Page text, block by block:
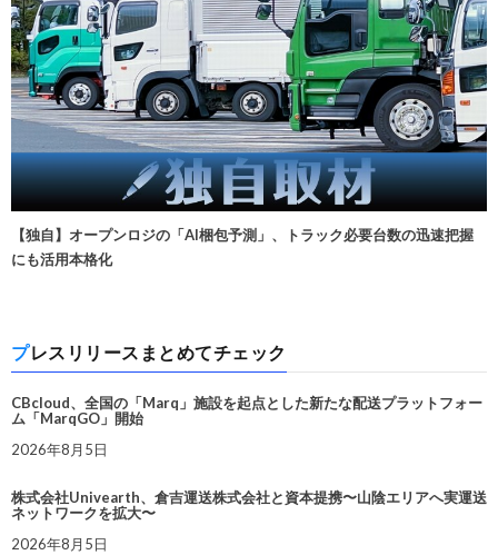
【独自】オープンロジの「AI梱包予測」、トラック必要台数の迅速把握
にも活用本格化
プレスリリースまとめてチェック
CBcloud、全国の「Marq」施設を起点とした新たな配送プラットフォー
ム「MarqGO」開始
2026年8月5日
株式会社Univearth、倉吉運送株式会社と資本提携〜山陰エリアへ実運送
ネットワークを拡大〜
2026年8月5日